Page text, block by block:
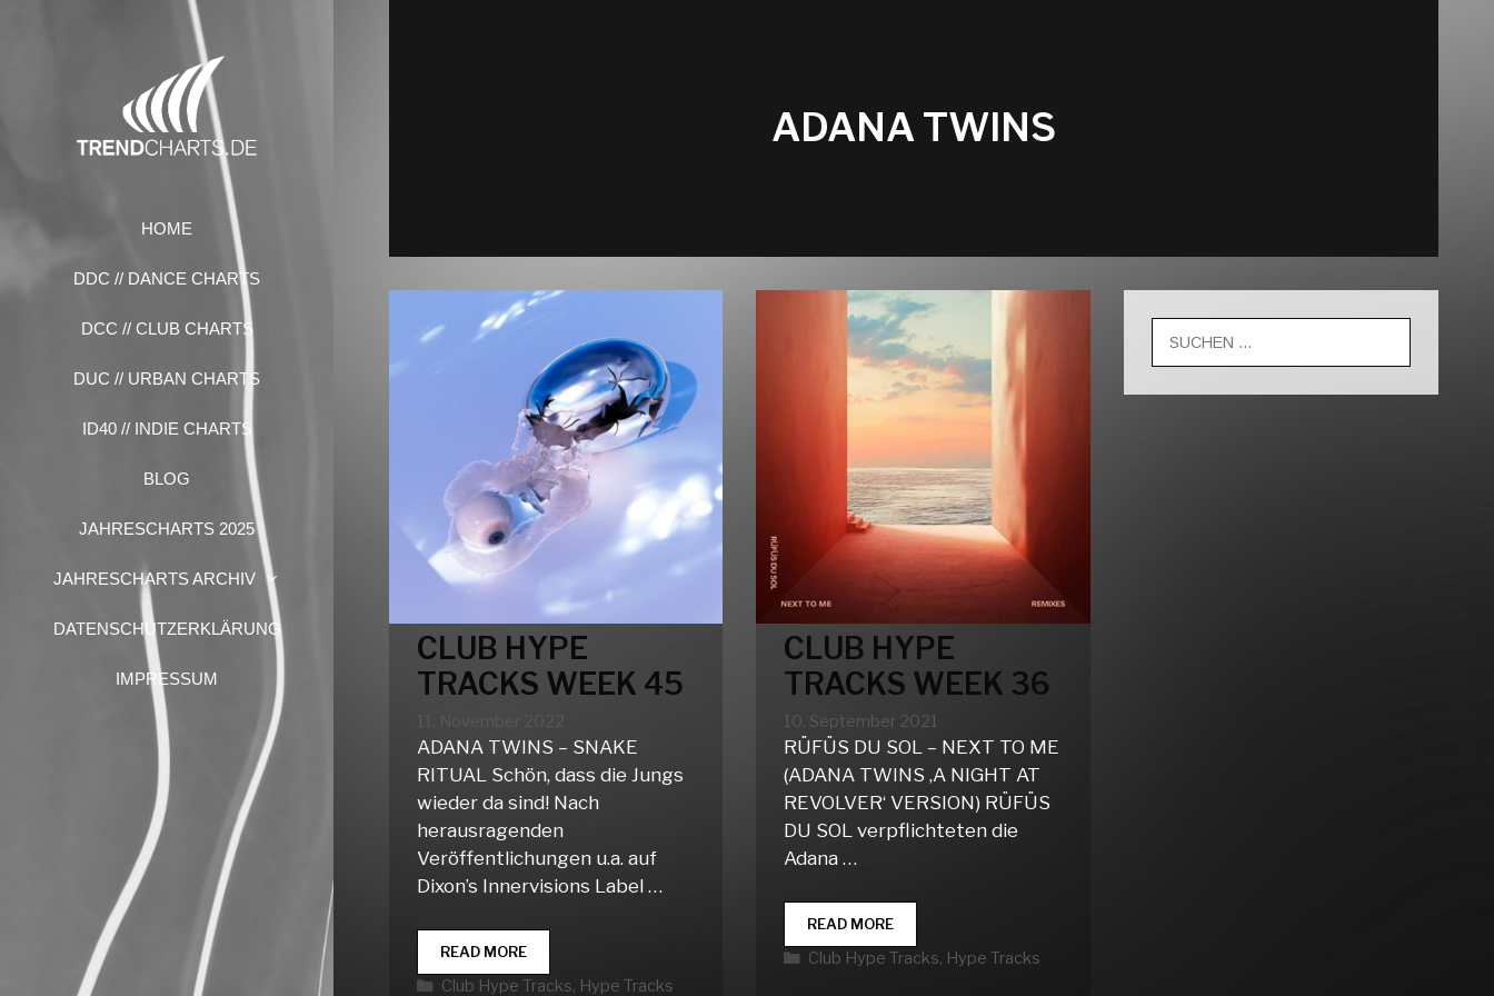
HOME
DDC // DANCE CHARTS
DCC // CLUB CHARTS
DUC // URBAN CHARTS
ID40 // INDIE CHARTS
BLOG
JAHRESCHARTS 2025
JAHRESCHARTS ARCHIV
DATENSCHUTZERKLÄRUNG
IMPRESSUM
ADANA TWINS
CLUB HYPE
TRACKS WEEK 45
ADANA TWINS – SNAKE
RITUAL Schön, dass die Jungs
wieder da sind! Nach
herausragenden
Veröffentlichungen u.a. auf
Dixon’s Innervisions Label …
READ MORECLUB
HYPE
Kategorien
Club Hype Tracks, Hype Tracks
CLUB HYPE
TRACKS WEEK 36
10. September 2021
RÜFÜS DU SOL – NEXT TO ME
(ADANA TWINS ‚A NIGHT AT
REVOLVER‘ VERSION) RÜFÜS
DU SOL verpflichteten die
Adana …
READ MORECLUB
HYPE
TRACKS
Kategorien
Club Hype Tracks, Hype Tracks
nach: